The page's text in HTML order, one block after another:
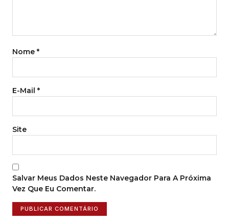
Nome *
E-Mail *
Site
Salvar Meus Dados Neste Navegador Para A Próxima
Vez Que Eu Comentar.